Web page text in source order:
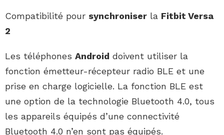
Compatibilité pour synchroniser la Fitbit Versa
2
Les téléphones Android doivent utiliser la
fonction émetteur-récepteur radio BLE et une
prise en charge logicielle. La fonction BLE est
une option de la technologie Bluetooth 4.0, tous
les appareils équipés d’une connectivité
Bluetooth 4.0 n’en sont pas équipés.